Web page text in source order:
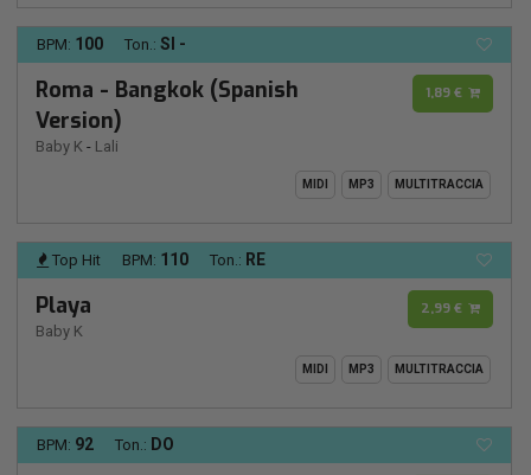
BPM: 100 Ton.: SI -
Roma - Bangkok (Spanish
Version)
Baby K - Lali
1,89 €
MIDI MP3 MULTITRACCIA
Top Hit BPM: 110 Ton.: RE
Playa
Baby K
2,99 €
MIDI MP3 MULTITRACCIA
BPM: 92 Ton.: DO